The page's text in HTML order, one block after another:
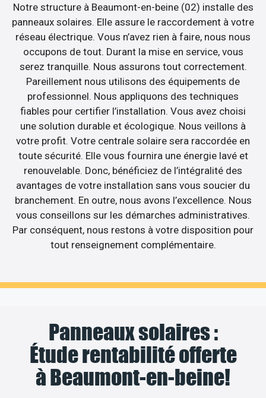
Notre structure à Beaumont-en-beine (02) installe des
panneaux solaires. Elle assure le raccordement à votre
réseau électrique. Vous n’avez rien à faire, nous nous
occupons de tout. Durant la mise en service, vous
serez tranquille. Nous assurons tout correctement.
Pareillement nous utilisons des équipements de
professionnel. Nous appliquons des techniques
fiables pour certifier l’installation. Vous avez choisi
une solution durable et écologique. Nous veillons à
votre profit. Votre centrale solaire sera raccordée en
toute sécurité. Elle vous fournira une énergie lavé et
renouvelable. Donc, bénéficiez de l’intégralité des
avantages de votre installation sans vous soucier du
branchement. En outre, nous avons l’excellence. Nous
vous conseillons sur les démarches administratives.
Par conséquent, nous restons à votre disposition pour
tout renseignement complémentaire.
Panneaux solaires :
Étude rentabilité offerte
à Beaumont-en-beine!